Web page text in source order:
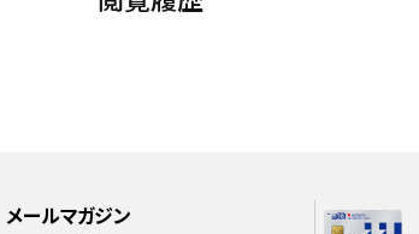
メールマガジン